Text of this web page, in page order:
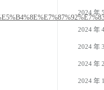
2024 年
2024 年
2024 年
2024 年
2024 年